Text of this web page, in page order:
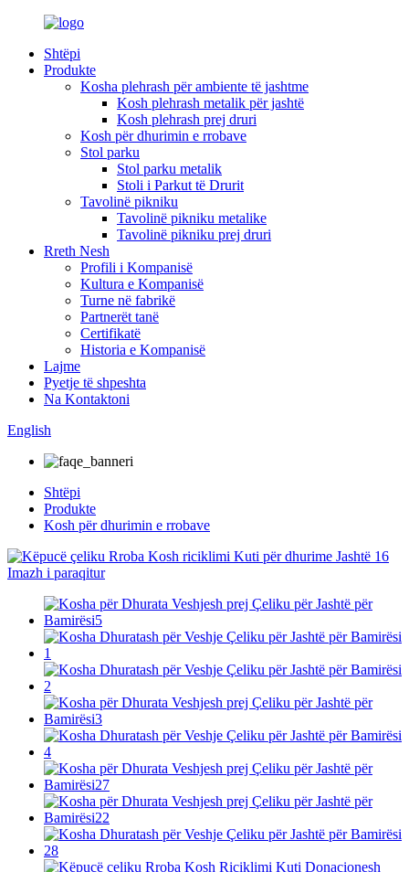
Shtëpi
Produkte
Kosha plehrash për ambiente të jashtme
Kosh plehrash metalik për jashtë
Kosh plehrash prej druri
Kosh për dhurimin e rrobave
Stol parku
Stol parku metalik
Stoli i Parkut të Drurit
Tavolinë pikniku
Tavolinë pikniku metalike
Tavolinë pikniku prej druri
Rreth Nesh
Profili i Kompanisë
Kultura e Kompanisë
Turne në fabrikë
Partnerët tanë
Certifikatë
Historia e Kompanisë
Lajme
Pyetje të shpeshta
Na Kontaktoni
English
Shtëpi
Produkte
Kosh për dhurimin e rrobave